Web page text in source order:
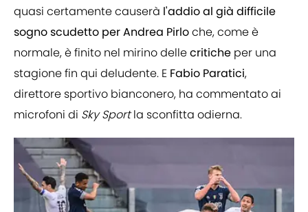
quasi certamente causerà l'addio al già difficile
sogno scudetto perAndrea Pirloche, come è
normale, è finito nel mirino dellecritiche per una
stagione fin qui deludente. E Fabio Paratici,
direttore sportivo bianconero, ha commentato ai
microfoni di Sky Sportla sconfitta odierna.